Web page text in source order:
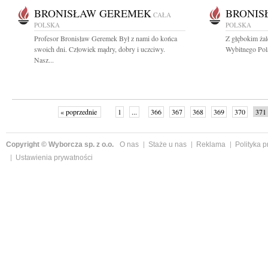
BRONISŁAW GEREMEK CAŁA
POLSKA
Profesor Bronisław Geremek Był z nami do końca
swoich dni. Człowiek mądry, dobry i uczciwy.
Nasz...
POLSKA
Z głębokim
Wybitnego
« poprzednie 1 ... 366 367 368 369 370 371
Copyright © Wyborcza sp. z o.o. O nas Staże u nas Reklama
Polityka
Ustawienia prywatności